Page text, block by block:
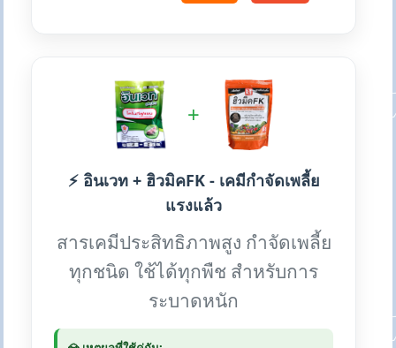
+
⚡ อินเวท + ฮิวมิคFK - เคมีกำจัดเพลี้ย
แรงแล้ว
สารเคมีประสิทธิภาพสูง กำจัดเพลี้ย
ทุกชนิด ใช้ได้ทุกพืช สำหรับการ
ระบาดหนัก